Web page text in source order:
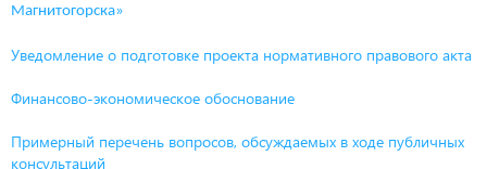
Магнитогорска»
Уведомление о подготовке проекта нормативного правового акта
Финансово-экономическое обоснование
Примерный перечень вопросов, обсуждаемых в ходе публичных
консультаций